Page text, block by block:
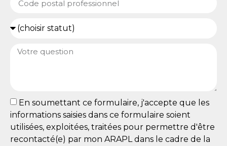
En soumettant ce formulaire, j'accepte que les
informations saisies dans ce formulaire soient
utilisées, exploitées, traitées pour permettre d'être
recontacté(e) par mon ARAPL dans le cadre de la